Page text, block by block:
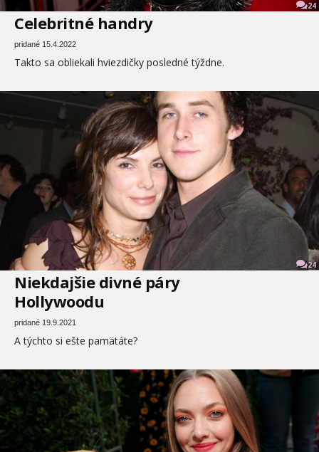
24
Celebritné handry
pridané 15.4.2022
Takto sa obliekali hviezdičky posledné týždne.
24
Niekdajšie divné páry
Hollywoodu
pridané 19.9.2021
A týchto si ešte pamätáte?